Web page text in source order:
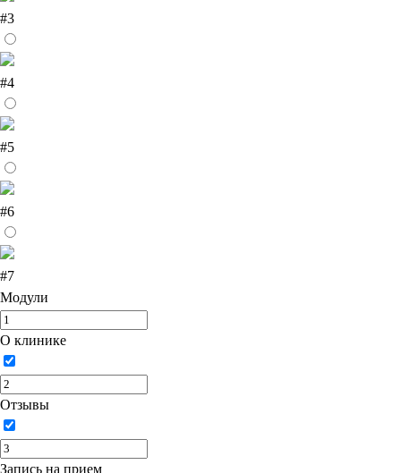
#3
#4
#5
#6
#7
Модули
О клинике
Отзывы
Запись на прием